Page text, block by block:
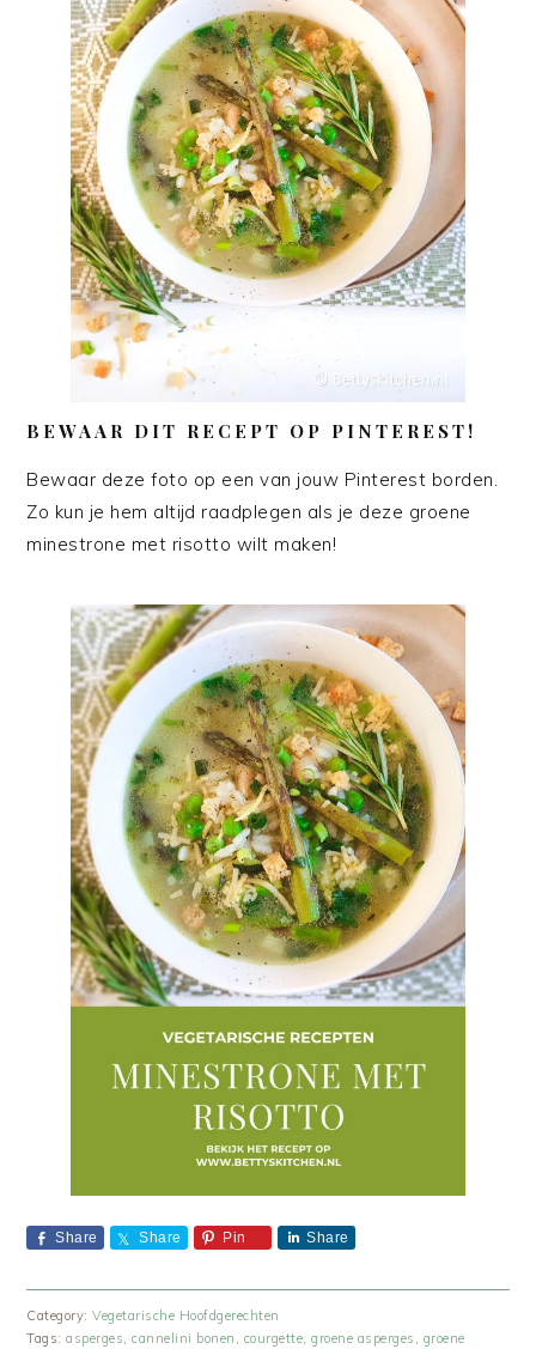
BEWAAR DIT RECEPT OP PINTEREST!
Bewaar deze foto op een van jouw Pinterest borden.
Zo kun je hem altijd raadplegen als je deze groene
minestrone met risotto wilt maken!
Share Share Pin Share
Category:Vegetarische Hoofdgerechten
Tags:asperges,cannelini bonen , courgette,groene asperges , groene